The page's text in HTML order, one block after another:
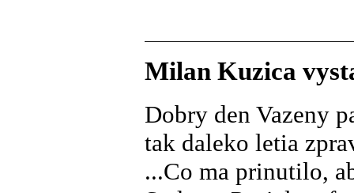
Milan Kuzica
Dobry den Vazeny
tak daleko letia
...Co ma prinutilo,